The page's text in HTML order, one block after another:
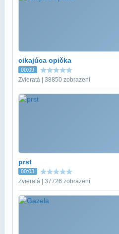
cikajúca opička
00:09
Zvieratá | 38850 zobrazení
prst
00:03
Zvieratá | 37726 zobrazení